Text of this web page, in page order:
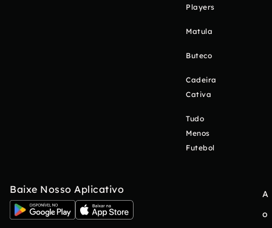
Players
Matula
Buteco
Cadeira
Cativa
Tudo
Menos
Futebol
Baixe Nosso Aplicativo
A
o